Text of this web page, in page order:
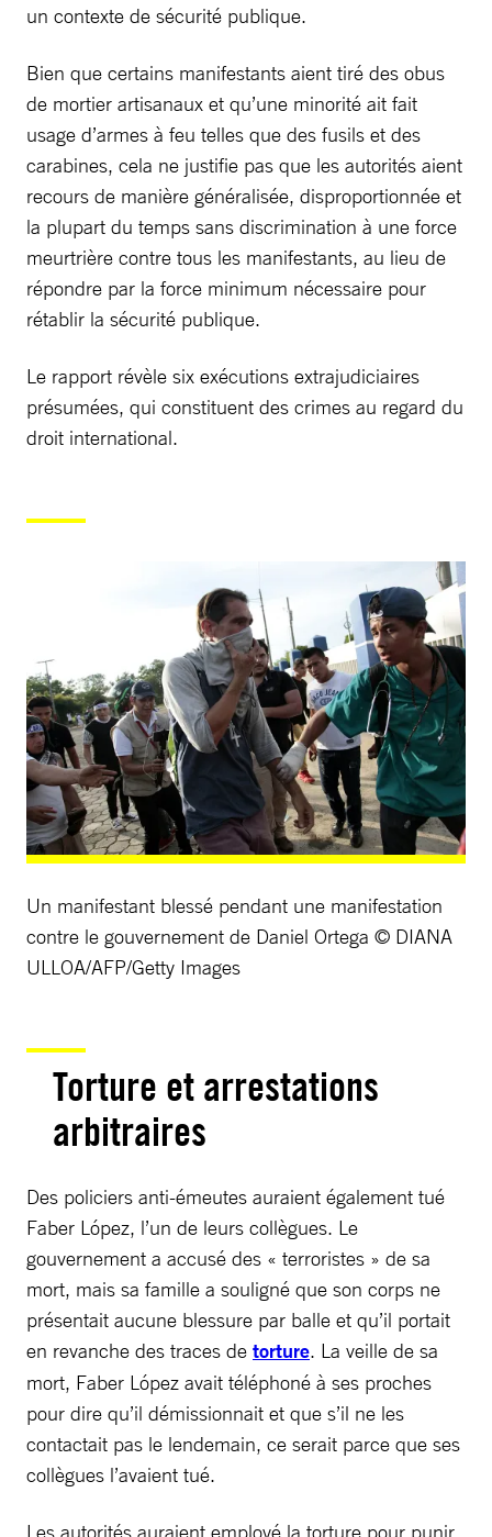
un contexte de sécurité publique.
Bien que certains manifestants aient tiré des obus
de mortier artisanaux et qu’une minorité ait fait
usage d’armes à feu telles que des fusils et des
carabines, cela ne justifie pas que les autorités aient
recours de manière généralisée, disproportionnée et
la plupart du temps sans discrimination à une force
meurtrière contre tous les manifestants, au lieu de
répondre par la force minimum nécessaire pour
rétablir la sécurité publique.
Le rapport révèle six exécutions extrajudiciaires
présumées, qui constituent des crimes au regard du
droit international.
Un manifestant blessé pendant une manifestation
contre le gouvernement de Daniel Ortega © DIANA
ULLOA/AFP/Getty Images
Torture et arrestations
arbitraires
Des policiers anti-émeutes auraient également tué
Faber López, l’un de leurs collègues. Le
gouvernement a accusé des « terroristes » de sa
mort, mais sa famille a souligné que son corps ne
présentait aucune blessure par balle et qu’il portait
en revanche des traces de torture. La veille de sa
mort, Faber López avait téléphoné à ses proches
pour dire qu’il démissionnait et que s’il ne les
contactait pas le lendemain, ce serait parce que ses
collègues l’avaient tué.
Les autorités auraient employé la torture pour punir